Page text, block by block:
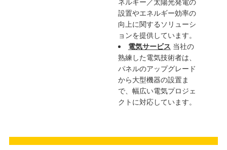
ネルギー／太陽光発電の
設置やエネルギー効率の
向上に関するソリューシ
ョンを提供しています。
電気サービス 当社の
熟練した電気技術者は、
パネルのアップグレード
から大型機器の設置ま
で、幅広い電気プロジェ
クトに対応しています。